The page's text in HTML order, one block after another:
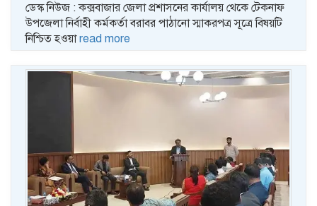
ডেস্ক নিউজ : কক্সবাজার জেলা প্রশাসনের কার্যালয় থেকে টেকনাফ
উপজেলা নির্বাহী কর্মকর্তা বরাবর পাঠানো স্মাকরপত্র সূত্রে বিষয়টি
নিশ্চিত হওয়াread more